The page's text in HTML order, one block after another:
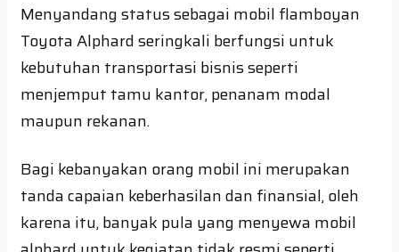
Menyandang status sebagai mobil flamboyan
Toyota Alphard seringkali berfungsi untuk
kebutuhan transportasi bisnis seperti
menjemput tamu kantor, penanam modal
maupun rekanan.
Bagi kebanyakan orang mobil ini merupakan
tanda capaian keberhasilan dan finansial, oleh
karena itu, banyak pula yang menyewa mobil